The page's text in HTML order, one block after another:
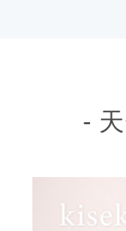
-